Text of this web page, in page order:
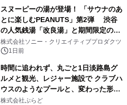
スヌーピーの湯が登場！ 「サウナのあ
とに楽しむPEANUTS」第2弾 渋谷
の人気銭湯「改良湯」と期間限定のコ
ラボレーション サウナイキタイコラ
ボグッズも発売決定！
株式会社ソニー・クリエイティブプロダクツ
1日前
時間に追われず、丸ごと1日淡路島グ
ルメと観光、レジャー施設で クラブハ
ウスのようなプールと、変わった形の
サウナも 「THE BOXY AWAJI」のお
株式会社ぷらど